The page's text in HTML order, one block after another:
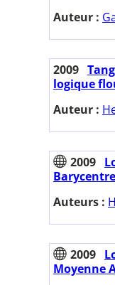
Auteur :
2009
logique
Auteur :
2009
Auteurs :
2009
Moyenne